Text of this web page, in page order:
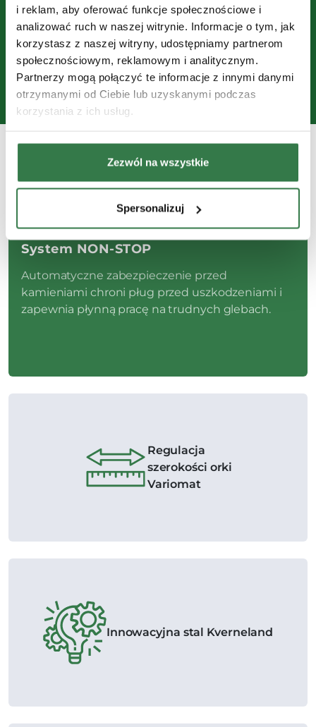
i reklam, aby oferować funkcje społecznościowe i
analizować ruch w naszej witrynie. Informacje o tym, jak
korzystasz z naszej witryny, udostępniamy partnerom
społecznościowym, reklamowym i analitycznym.
Partnerzy mogą połączyć te informacje z innymi danymi
otrzymanymi od Ciebie lub uzyskanymi podczas
korzystania z ich usług.
Zezwól na wszystkie
Spersonalizuj
– Automatyczne zabezpieczenie przed
kamieniami
– Stal hartowana technologią Kverneland
– Wysoka wartość odsprzedaży
Cechy pługów Kverneland
System NON-STOP
Automatyczne zabezpieczenie przed
kamieniami chroni pług przed uszkodzeniami i
zapewnia płynną pracę na trudnych glebach.
Regulacja
szerokości orki
Variomat
Innowacyjna stal Kverneland